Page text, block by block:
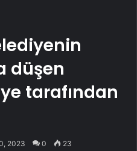
düşen
tarafından
2023 0 23